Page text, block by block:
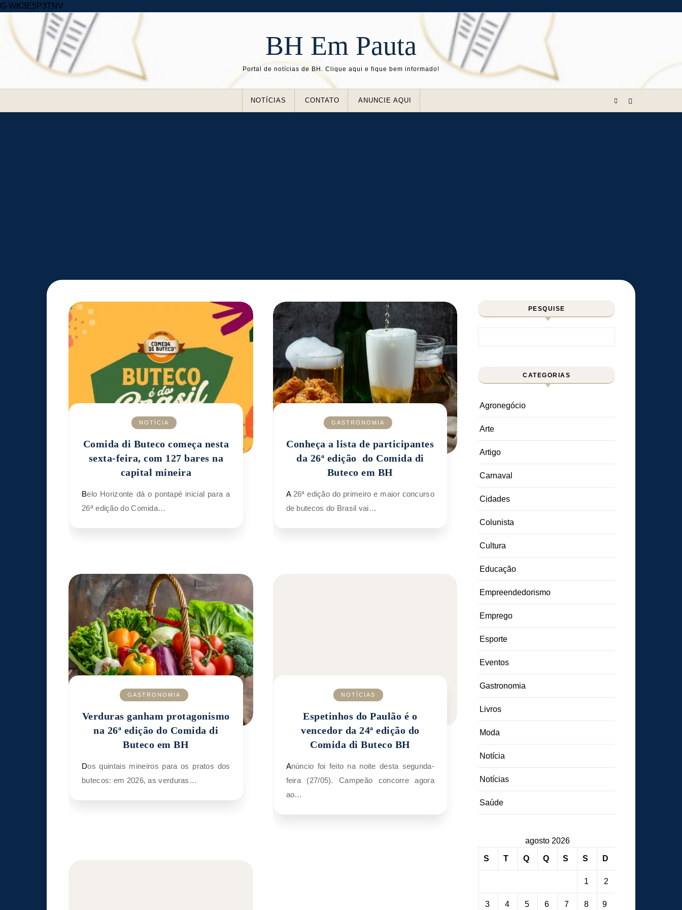
G-WK3E5P3TNVSkip to content
BH Em Pauta
Portal de notícias de BH. Clique aqui e fique bem informado!
NOTÍCIAS CONTATO ANUNCIE AQUI
NOTÍCIA
Comida di Buteco começa nesta
sexta-feira, com 127 bares na
capital mineira
Belo Horizonte dá o pontapé inicial para a
26ª edição do Comida…
GASTRONOMIA
Conheça a lista de participantes
da 26ª edição do Comida di
Buteco em BH
A 26ª edição do primeiro e maior concurso
de butecos do Brasil vai…
GASTRONOMIA
Verduras ganham protagonismo
na 26ª edição do Comida di
Buteco em BH
Dos quintais mineiros para os pratos dos
butecos: em 2026, as verduras…
NOTÍCIAS
Espetinhos do Paulão é o
vencedor da 24ª edição do
Comida di Buteco BH
Anúncio foi feito na noite desta segunda-
feira (27/05). Campeão concorre agora
ao…
PESQUISE
CATEGORIAS
Agronegócio
Arte
Artigo
Carnaval
Cidades
Colunista
Cultura
Educação
Empreendedorismo
Emprego
Esporte
Eventos
Gastronomia
Livros
Moda
Notícia
Notícias
Saúde
agosto 2026
S T Q Q S S D
1 2
3 4 5 6 7 8 9